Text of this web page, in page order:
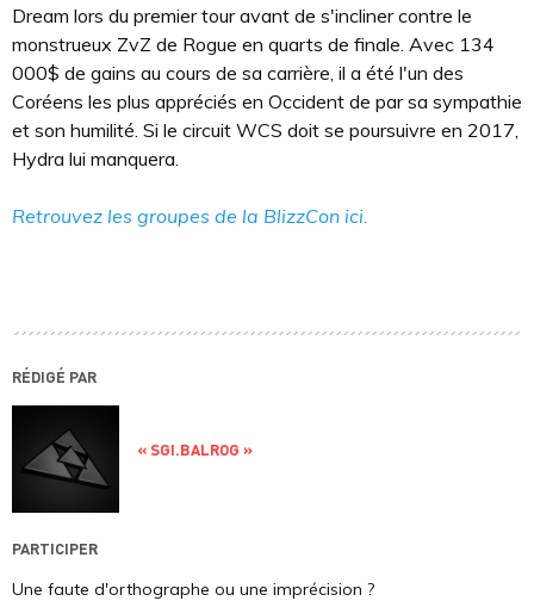
Dream lors du premier tour avant de s'incliner contre le
monstrueux ZvZ de Rogue en quarts de finale. Avec 134
000$ de gains au cours de sa carrière, il a été l'un des
Coréens les plus appréciés en Occident de par sa sympathie
et son humilité. Si le circuit WCS doit se poursuivre en 2017,
Hydra lui manquera.
Retrouvez les groupes de la BlizzCon ici.
RÉDIGÉ PAR
« SGI.BALROG »
PARTICIPER
Une faute d'orthographe ou une imprécision ?